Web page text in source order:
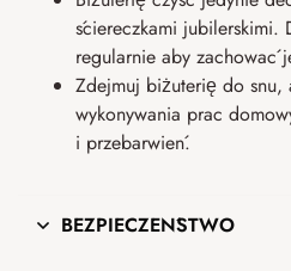
ściereczkami
regularnie aby zachować
Zdejmuj biżuterię do snu,
wykonywania prac
i przebarwień.
BEZPIECZEŃSTWO